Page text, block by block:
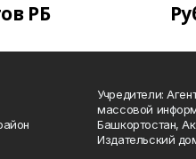
РБ
Учредители:
массовой
Башкортостан,
Издательский